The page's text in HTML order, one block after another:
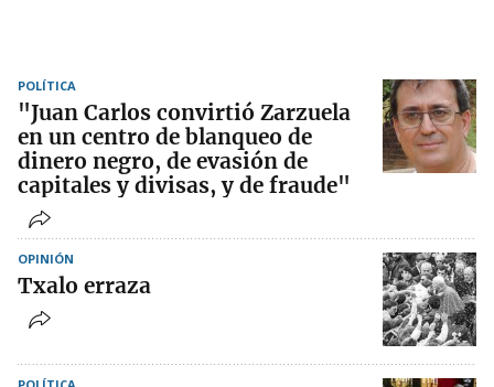
POLÍTICA
"Juan Carlos convirtió Zarzuela
en un centro de blanqueo de
dinero negro, de evasión de
capitales y divisas, y de fraude"
OPINIÓN
Txalo erraza